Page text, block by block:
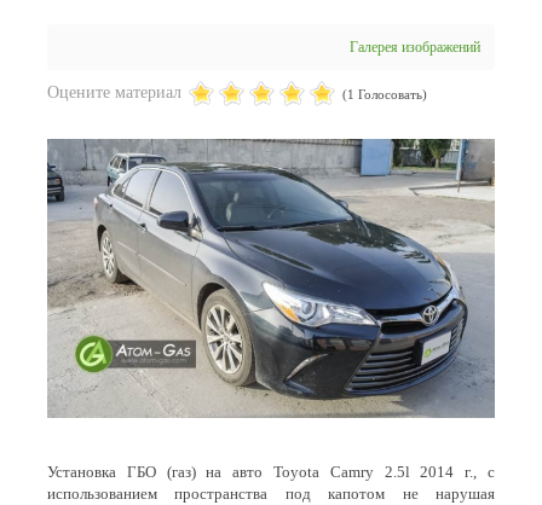
Галерея изображений
Оцените материал (1 Голосовать)
Установка ГБО (газ) на авто Toyota Camry 2.5l 2014 г., с
использованием пространства под капотом не нарушая